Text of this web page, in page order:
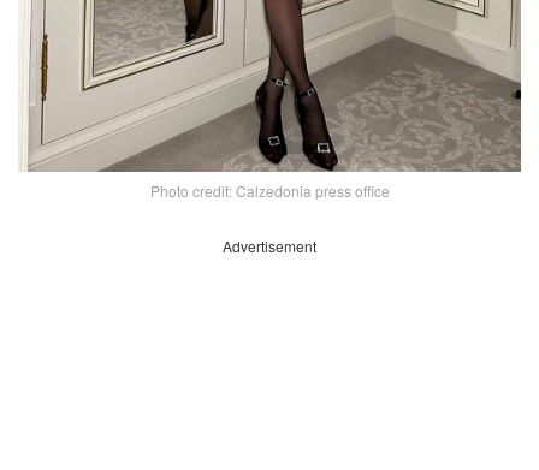
Photo credit: Calzedonia press office
Advertisement